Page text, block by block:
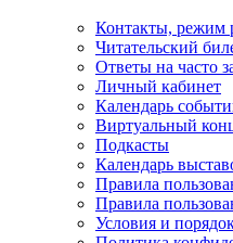
Контакты, режим
Читательский
Ответы на часто
Личный кабинет
Календарь
Виртуальный
Подкасты
Календарь
Правила
Правила
Условия и